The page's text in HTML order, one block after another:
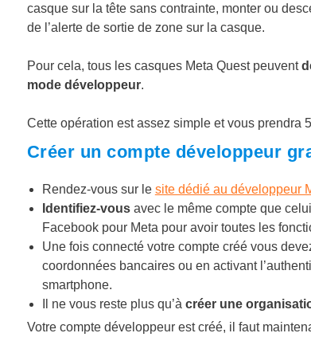
casque sur la tête sans contrainte, monter ou
de l’alerte de sortie de zone sur la casque.
Pour cela, tous les casques Meta Quest peuvent
mode développeur.
Cette opération est assez simple et vous prendra
Créer un compte développeur
Rendez-vous sur le site dédié au développeur
Identifiez-vousavec le même compte que
Facebook pour Meta pour avoir toutes les
Une fois connecté votre compte créé vous
coordonnées bancaires ou en activant
smartphone.
Il ne vous reste plus qu’à créer une
Votre compte développeur est créé, il faut